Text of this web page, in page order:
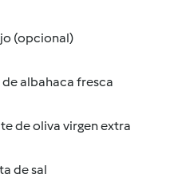
(opcional)
de albahaca fresca
de oliva virgen extra
de sal